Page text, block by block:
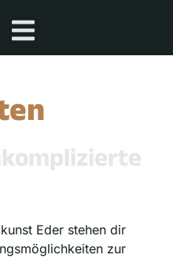
Eder stehen dir
zur